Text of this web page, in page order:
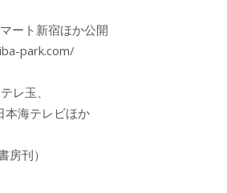
ート新宿ほか公開
park.com/
レ玉、
本海テレビほか
刊）